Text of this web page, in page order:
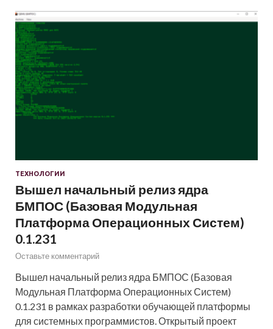
ТЕХНОЛОГИИ
Вышел начальный релиз ядра
БМПОС (Базовая Модульная
Платформа Операционных Систем)
0.1.231
Оставьте комментарий
Вышел начальный релиз ядра БМПОС (Базовая
Модульная Платформа Операционных Систем)
0.1.231 в рамках разработки обучающей платформы
для системных программистов. Открытый проект